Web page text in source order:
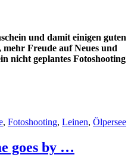
und damit einigen guten
Freude auf Neues und
nicht geplantes Fotoshooting
, Fotoshooting, Leinen, Ölpersee
goes by …